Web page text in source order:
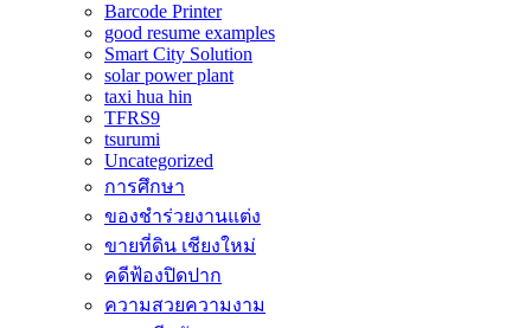
Barcode Printer
good resume examples
Smart City Solution
solar power plant
taxi hua hin
TFRS9
tsurumi
Uncategorized
การศึกษา
ของชำร่วยงานแต่ง
ขายที่ดิน เชียงใหม่
คดีฟ้องปิดปาก
ความสวยความงาม